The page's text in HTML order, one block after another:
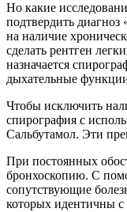
Но какие
подтвердить диагноз
на наличие
сделать рентген
назначается
дыхательные
Чтобы исключить
спирография с
Сальбутамол. Эти
При постоянных
бронхоскопию. С
сопутствующие
которых идентичны